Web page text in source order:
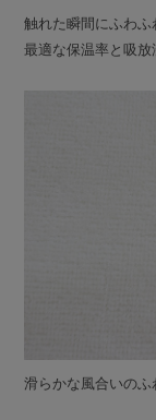
触れた瞬間にふわ
最適な保温率と吸放
滑らかな風合いのふ